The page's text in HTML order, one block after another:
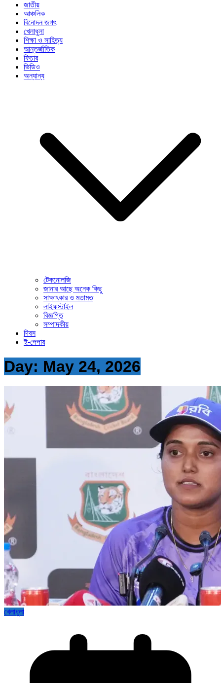
জাতীয়
আঞ্চলিক
বিনোদন জগৎ
খেলাধুলা
শিক্ষা ও সাহিত্য
আন্তর্জাতিক
ফিচার
ভিডিও
অন্যান্য
টেকনোলজি
জানার আছে অনেক কিছু
সাক্ষাৎকার ও মতামত
লাইফস্টাইল
বিজ্ঞপ্তি
সম্পাদকীয়
দিবস
ই-পেপার
Day: May 24, 2026
খেলাধুলা